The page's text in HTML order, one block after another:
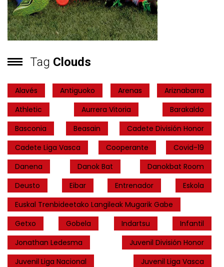
Tag Clouds
Alavés Antiguoko Arenas
Ariznabarra
Athletic
Aurrera Vitoria
Barakaldo
Basconia
Beasain
Cadete División Honor
Cadete Liga Vasca
Cooperante
Covid-19
Danena
Danok Bat
Danokbat Room
Deusto
Eibar Entrenador
Eskola
Euskal Trenbideetako Langileak Mugarik Gabe
Getxo
Gobela Indartsu
Infantil
Jonathan Ledesma
Juvenil División Honor
Juvenil Liga Nacional
Juvenil Liga Vasca